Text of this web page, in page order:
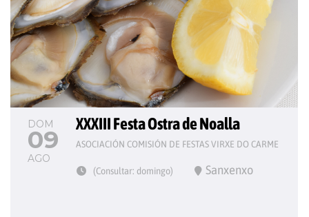
DOM
09
AGO
XXXIII Festa Ostra de Noalla
ASOCIACIÓN COMISIÓN DE FESTAS VIRXE DO CARME
(Consultar: domingo) Sanxenxo